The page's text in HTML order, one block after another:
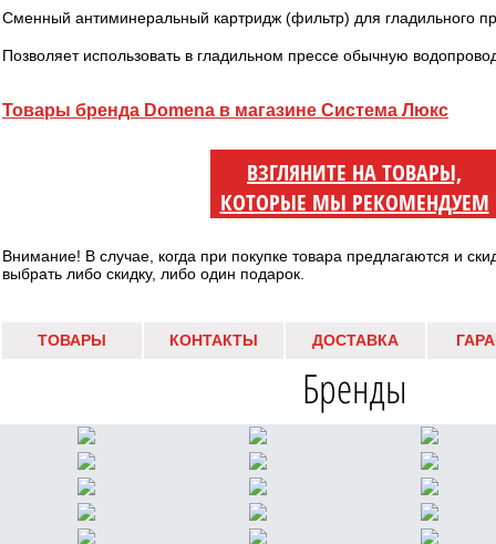
Сменный антиминеральный картридж (фильтр) для гладильного
Позволяет использовать в гладильном прессе обычную
Товары бренда Domena в магазине Система Люкс
ВЗГЛЯНИТЕ НА ТОВАРЫ,
КОТОРЫЕ МЫ РЕКОМЕНДУЕМ
Внимание! В случае, когда при покупке товара предлагаются и
выбрать либо скидку, либо один подарок.
ТОВАРЫ КОНТАКТЫ ДОСТАВКА
Бренды